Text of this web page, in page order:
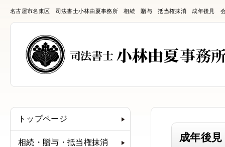
名古屋市名東区 司法書士小林由夏事務所 相続 贈与 抵当権抹消 成年後見
トップページ
相続・贈与・抵当権抹消 成年後見